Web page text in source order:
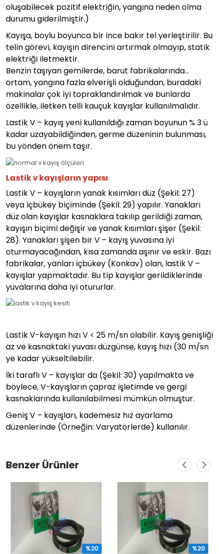
oluşabilecek pozitif elektriğin, yangına neden olma
durumu giderilmiştir.)
Kayışa, boylu boyunca bir ince bakır tel yerleştirilir. Bu
telin görevi, kayışın direncini artırmak olmayıp, statik
elektriği iletmektir.
Benzin taşıyan gemilerde, barut fabrikalarında…
ortam, yangına fazla elverişli olduğundan, buradaki
makinalar çok iyi topraklandırılmak ve bunlarda
özellikle, iletken telli kauçuk kayışlar kullanılmalıdır.
Lastik V – kayış yeni kullanıldığı zaman boyunun % 3 ü
kadar uzayabildiğinden, germe düzeninin bulunması,
bu yönden önem taşır.
Lastik v kayışların yapısı
Lastik V – kayışların yanak kısımları düz (Şekil: 27)
veya içbükey biçiminde (Şekil: 29) yapılır. Yanakları
düz olan kayışlar kasnaklara takılıp gerildiği zaman,
kayışın biçimi değişir ve yanak kısımları şişer (Şekil:
28). Yanakları şişen bir V – kayış yuvasına iyi
oturmayacağından, kısa zamanda aşınır ve eskir. Bazı
fabrikalar, yanları içbükey (Konkav) olan, lastik V –
kayışlar yapmaktadır. Bu tip kayışlar gerildiklerinde
yuvalarına daha iyi otururlar.
Lastik V-kayışın hızı V < 25 m/sn olabilir. Kayış genişliği
az ve kasnaktaki yuvası düzgünse, kayış hızı (30 m/sn
ye kadar yükseltilebilir.
İki taraflı V – kayışlar da (Şekil: 30) yapılmakta ve
böylece, V-kayışların çapraz işletimde ve gergi
kasnaklarında kullanılabilmesi mümkün olmuştur.
Geniş V – kayışları, kademesiz hız ayarlama
düzenlerinde (Örneğin: Varyatörlerde) kullanılır.
Benzer Ürünler
%20 %20